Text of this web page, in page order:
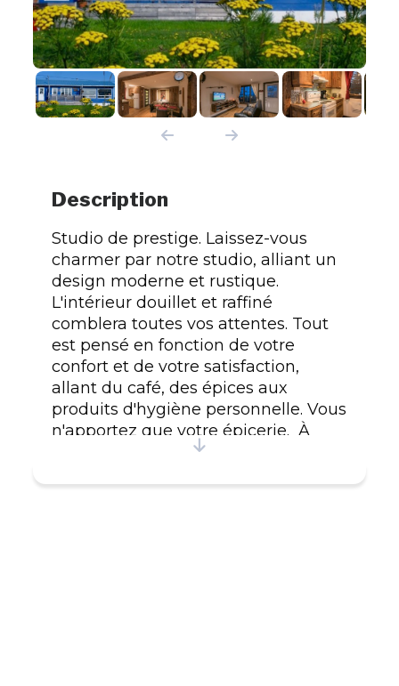
Description
Studio de prestige. Laissez-vous
charmer par notre studio, alliant un
design moderne et rustique.
L'intérieur douillet et raffiné
comblera toutes vos attentes. Tout
est pensé en fonction de votre
confort et de votre satisfaction,
allant du café, des épices aux
produits d'hygiène personnelle. Vous
n'apportez que votre épicerie. À
deux minutes de marche,